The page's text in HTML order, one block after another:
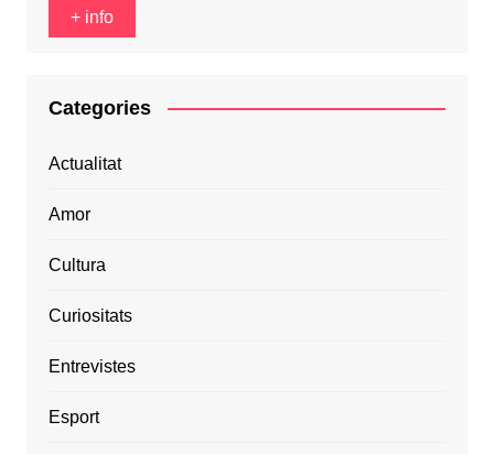
+ info
Categories
Actualitat
Amor
Cultura
Curiositats
Entrevistes
Esport